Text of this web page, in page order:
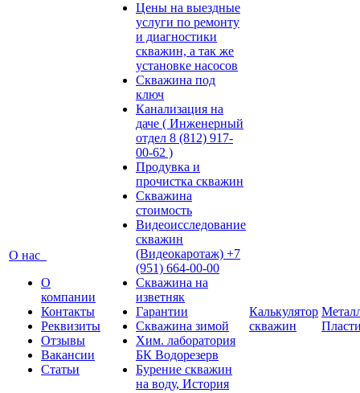
О нас
О
компании
Контакты
Реквизиты
Отзывы
Вакансии
Статьи
Цены на выездные
услуги по ремонту
и диагностики
скважин, а так же
установке насосов
Скважина под
ключ
Канализация на
даче ( Инженерный
отдел 8 (812) 917-
00-62 )
Продувка и
прочистка скважин
Скважина
стоимость
Видеоисследование
скважин
(Видеокаротаж) +7
(951) 664-00-00
Скважина на
изветняк
Гарантии
Скважина зимой
Хим. лаборатория
БК Водорезерв
Бурение скважин
на воду, История
Калькулятор
скважин